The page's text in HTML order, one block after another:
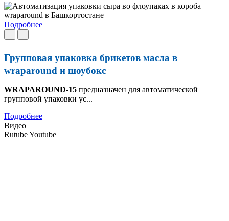
Подробнее
Групповая упаковка брикетов масла в
wraparound и шоубокс
WRAPAROUND-15 предназначен для автоматической
групповой упаковки ус...
Подробнее
Видео
RutubeYoutube